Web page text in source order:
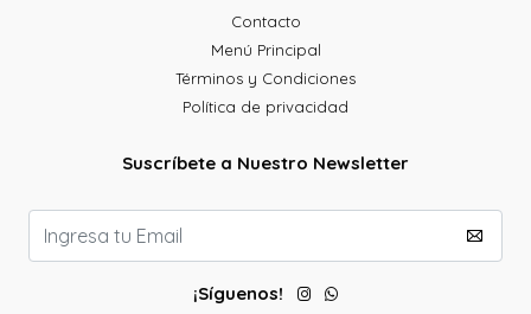
Contacto
Menú Principal
Términos y Condiciones
Política de privacidad
Suscríbete a Nuestro Newsletter
¡Síguenos!